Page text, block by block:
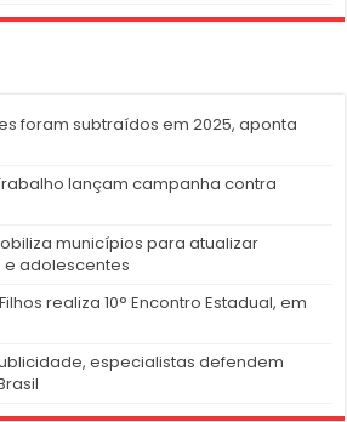
foram subtraídos em 2025, aponta
lançam campanha contra
municípios para atualizar
adolescentes
realiza 10° Encontro Estadual, em
especialistas defendem